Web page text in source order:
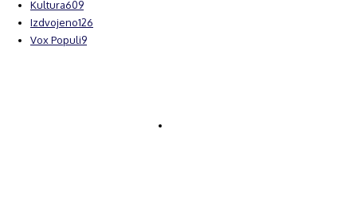
Kultura609
Izdvojeno126
Vox Populi9